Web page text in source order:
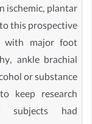
ischemic, plantar
this prospective
with major foot
ankle brachial
or substance
keep research
subjects had